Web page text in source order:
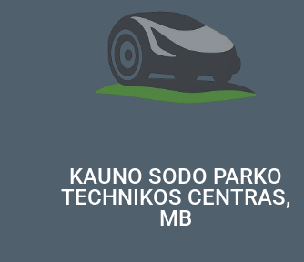
KAUNO SODO PARKO
TECHNIKOS CENTRAS,
MB